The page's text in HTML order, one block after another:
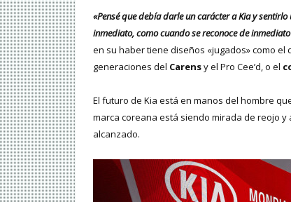
«Pensé que debía darle un carácter a Kia y
inmediato, como cuando se reconoce de
en su haber tiene diseños «jugados» como el
generaciones del Carensy el Pro Cee’d, o el
El futuro de Kia está en manos del hombre
marca coreana está siendo mirada de reojo
alcanzado.